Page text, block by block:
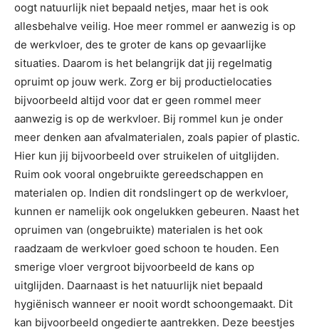
oogt natuurlijk niet bepaald netjes, maar het is ook
allesbehalve veilig. Hoe meer rommel er aanwezig is op
de werkvloer, des te groter de kans op gevaarlijke
situaties. Daarom is het belangrijk dat jij regelmatig
opruimt op jouw werk. Zorg er bij productielocaties
bijvoorbeeld altijd voor dat er geen rommel meer
aanwezig is op de werkvloer. Bij rommel kun je onder
meer denken aan afvalmaterialen, zoals papier of plastic.
Hier kun jij bijvoorbeeld over struikelen of uitglijden.
Ruim ook vooral ongebruikte gereedschappen en
materialen op. Indien dit rondslingert op de werkvloer,
kunnen er namelijk ook ongelukken gebeuren. Naast het
opruimen van (ongebruikte) materialen is het ook
raadzaam de werkvloer goed schoon te houden. Een
smerige vloer vergroot bijvoorbeeld de kans op
uitglijden. Daarnaast is het natuurlijk niet bepaald
hygiënisch wanneer er nooit wordt schoongemaakt. Dit
kan bijvoorbeeld ongedierte aantrekken. Deze beestjes